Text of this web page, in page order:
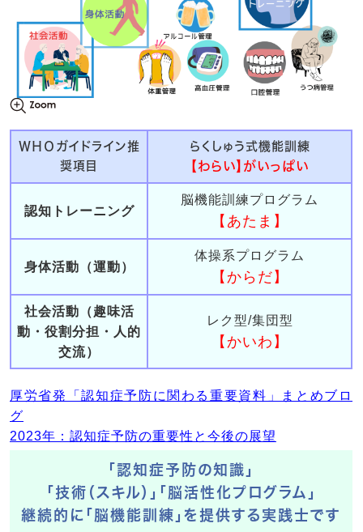
ＷＨＯガイドライン推
奨項目
らくしゅう式機能訓練
【わらい】がいっぱい
認知トレーニング
脳機能訓練プログラム
【あたま】
身体活動（運動）
体操系プログラム
【からだ】
社会活動（趣味活
動・役割分担・人的
交流）
レク型/集団型
【かいわ】
厚労省発「認知症予防に関わる重要資料」まとめブロ
グ
2023年：認知症予防の重要性と今後の展望
「認知症予防の知識」
「技術（スキル）」「脳活性化プログラム」
継続的に「脳機能訓練」を提供する実践士です